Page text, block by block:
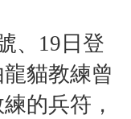
、19日登
貓教練曾
的兵符，